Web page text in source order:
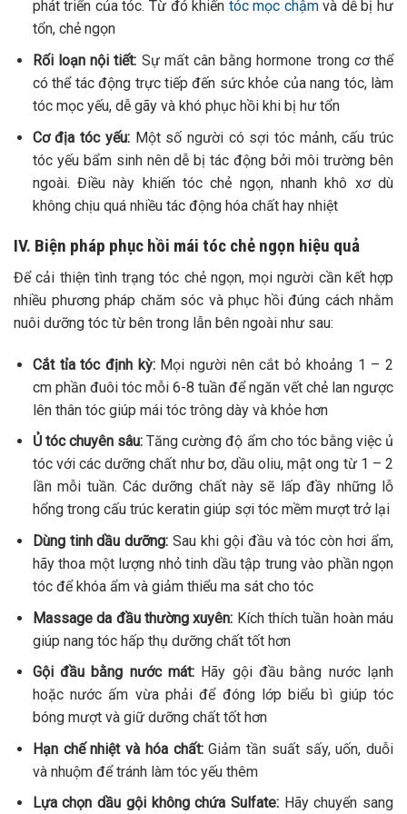
phát triển của tóc. Từ đó khiến tóc mọc chậmvà dễ bị hư
tổn, chẻ ngọn
Rối loạn nội tiết: Sự mất cân bằng hormone trong cơ thể
có thể tác động trực tiếp đến sức khỏe của nang tóc, làm
tóc mọc yếu, dễ gãy và khó phục hồi khi bị hư tổn
Cơ địa tóc yếu:Một số người có sợi tóc mảnh, cấu trúc
tóc yếu bẩm sinh nên dễ bị tác động bởi môi trường bên
ngoài. Điều này khiến tóc chẻ ngọn, nhanh khô xơ dù
không chịu quá nhiều tác động hóa chất hay nhiệt
IV. Biện pháp phục hồi mái tóc chẻ ngọn hiệu quả
Để cải thiện tình trạng tóc chẻ ngọn, mọi người cần kết hợp
nhiều phương pháp chăm sóc và phục hồi đúng cách nhằm
nuôi dưỡng tóc từ bên trong lẫn bên ngoài như sau:
Cắt tỉa tóc định kỳ:Mọi người nên cắt bỏ khoảng 1 – 2
cm phần đuôi tóc mỗi 6-8 tuần để ngăn vết chẻ lan ngược
lên thân tóc giúp mái tóc trông dày và khỏe hơn
Ủ tóc chuyên sâu:Tăng cường độ ẩm cho tóc bằng việc ủ
tóc với các dưỡng chất như bơ, dầu oliu, mật ong từ 1 – 2
lần mỗi tuần. Các dưỡng chất này sẽ lấp đầy những lỗ
hổng trong cấu trúc keratin giúp sợi tóc mềm mượt trở lại
Dùng tinh dầu dưỡng: Sau khi gội đầu và tóc còn hơi ẩm,
hãy thoa một lượng nhỏ tinh dầu tập trung vào phần ngọn
tóc để khóa ẩm và giảm thiểu ma sát cho tóc
Massage da đầu thường xuyên: Kích thích tuần hoàn máu
giúp nang tóc hấp thụ dưỡng chất tốt hơn
Gội đầu bằng nước mát: Hãy gội đầu bằng nước lạnh
hoặc nước ấm vừa phải để đóng lớp biểu bì giúp tóc
bóng mượt và giữ dưỡng chất tốt hơn
Hạn chế nhiệt và hóa chất:Giảm tần suất sấy, uốn, duỗi
và nhuộm để tránh làm tóc yếu thêm
Lựa chọn dầu gội không chứa Sulfate:Hãy chuyển sang